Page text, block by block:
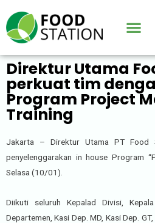
Direktur Utama
perkuat tim
Program Project
Training
Jakarta – Direktur Utama PT Food
penyelenggarakan in house Program
Selasa (10/01).
Diikuti seluruh Kepalad Divisi,
Departemen, Kasi Dep. MD, Kasi Dep.